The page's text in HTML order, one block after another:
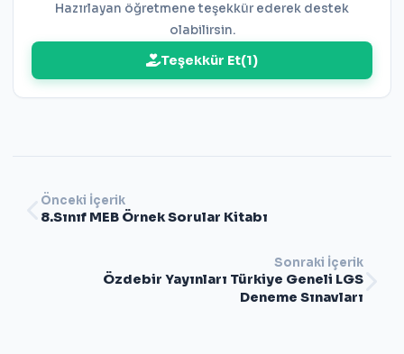
Hazırlayan öğretmene teşekkür ederek destek
olabilirsin.
Teşekkür Et(1)
Önceki İçerik
8.Sınıf MEB Örnek Sorular Kitabı
Sonraki İçerik
Özdebir Yayınları Türkiye Geneli LGS
Deneme Sınavları